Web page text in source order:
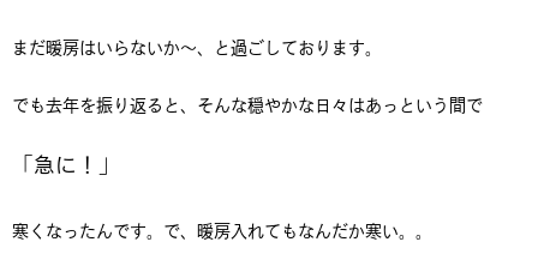
まだ暖房はいらないか～、と過ごしております。
でも去年を振り返ると、そんな穏やかな日々はあっという間で
「急に！」
寒くなったんです。で、暖房入れてもなんだか寒い。。